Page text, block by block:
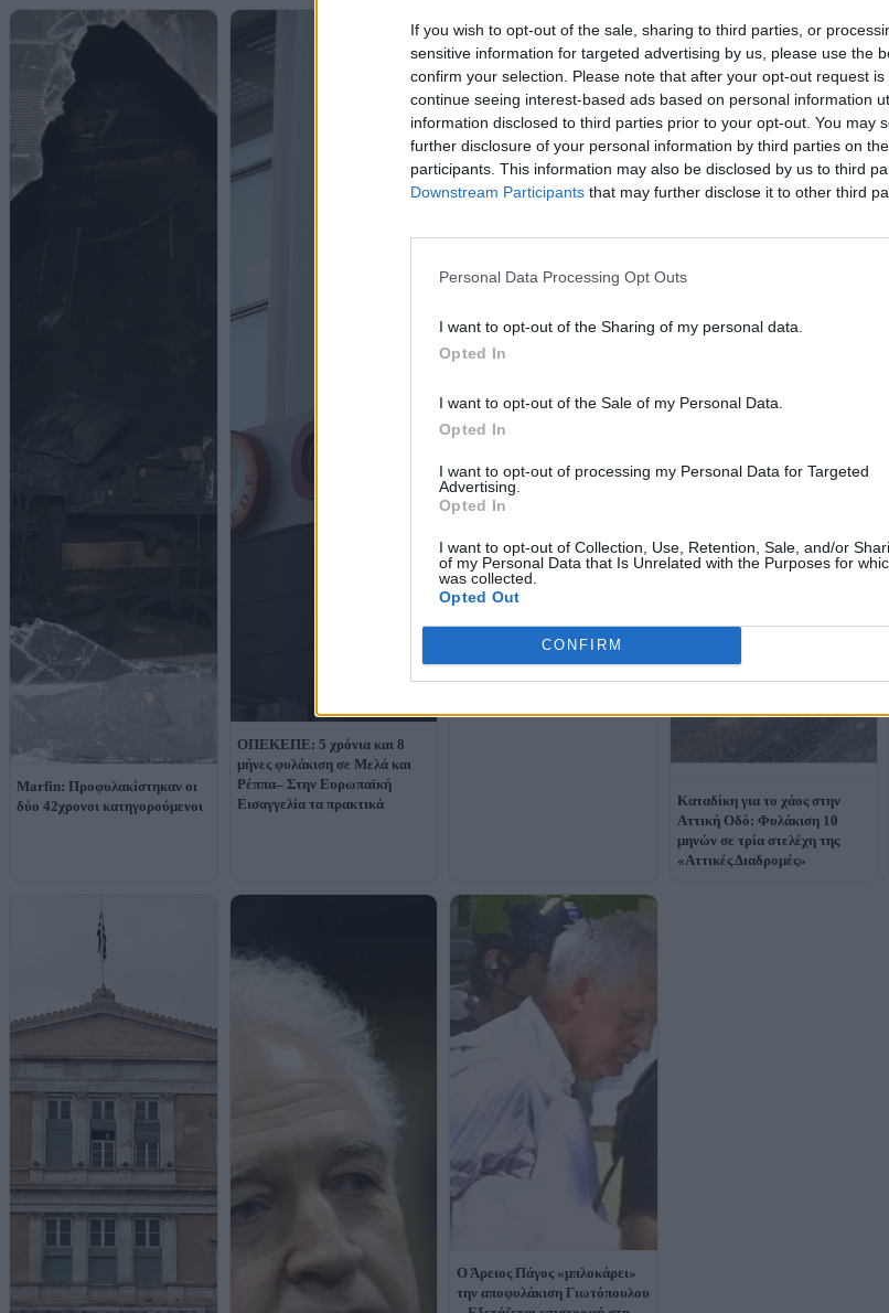
If you wish to opt-out of the sale, sharing to third parties, or
sensitive information for targeted advertising by us, please use the
confirm your selection. Please note that after your opt-out request
continue seeing interest-based ads based on personal information
information disclosed to third parties prior to your opt-out. You may
further disclosure of your personal information by third parties on
participants. This information may also be disclosed by us to third
Downstream Participants that may further disclose it to other third
Personal Data Processing Opt Outs
I want to opt-out of the Sharing of my personal data.
Opted In
I want to opt-out of the Sale of my Personal Data.
Opted In
I want to opt-out of processing my Personal Data for Targeted
Advertising.
Opted In
I want to opt-out of Collection, Use, Retention, Sale, and/or
of my Personal Data that Is Unrelated with the Purposes for
was collected.
Opted Out
CONFIRM
Marfin: Προφυλακίστηκαν οι
δύο 42χρονοι κατηγορούμενοι
ΟΠΕΚΕΠΕ: 5 χρόνια και 8
μήνες φυλάκιση σε Μελά και
Ρέππα– Στην Ευρωπαϊκή
Εισαγγελία τα πρακτικά
Καταδίκη για το σκάνδαλο του
ΟΠΕΚΕΠΕ: Ένοχοι Μελάς και
υπεξαγωγή εγγράφων
Καταδίκη για το χάος στην
Αττική Οδό: Φυλάκιση 10
μηνών σε τρία στελέχη της
«Αττικές Διαδρομές»
Ο Άρειος Πάγος «μπλοκάρει»
την αποφυλάκιση Γιωτόπουλου